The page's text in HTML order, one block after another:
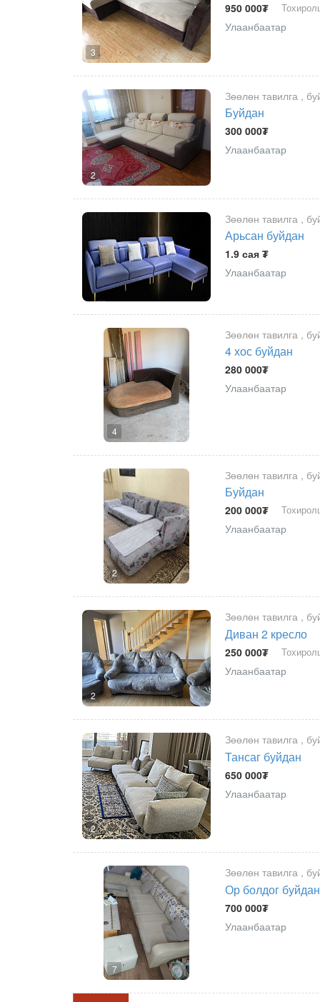
3
950 000₮
Улаанбаатар
2
Зөөлөн тавилга ,
Буйдан
300 000₮
Улаанбаатар
Зөөлөн тавилга ,
Арьсан буйдан
1.9 сая ₮
Улаанбаатар
4
Зөөлөн тавилга ,
4 хос буйдан
280 000₮
Улаанбаатар
2
Зөөлөн тавилга ,
Буйдан
200 000₮
Улаанбаатар
2
Зөөлөн тавилга ,
Диван 2 кресло
250 000₮
Улаанбаатар
2
Зөөлөн тавилга ,
Тансаг буйдан
650 000₮
Улаанбаатар
7
Зөөлөн тавилга ,
Ор болдог буйдан
700 000₮
Улаанбаатар